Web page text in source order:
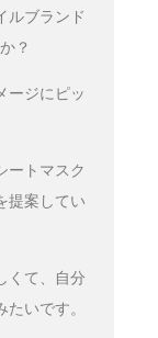
ルブランド
？
ージにピッ
ートマスク
提案してい
くて、自分
いです。